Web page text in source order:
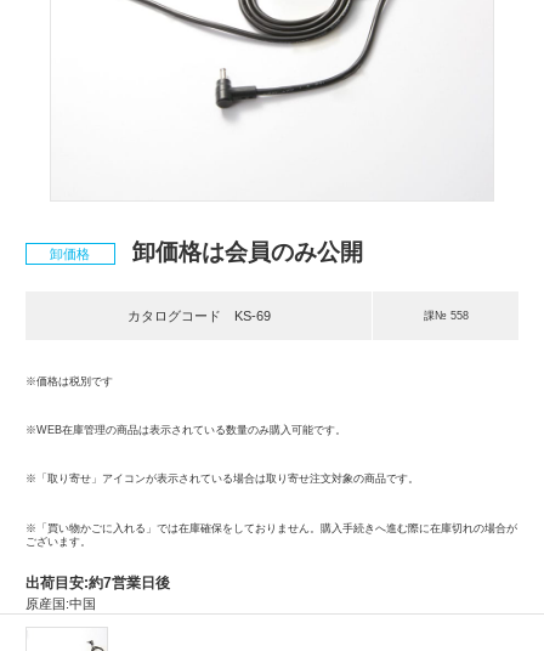
卸価格 卸価格は会員のみ公開
カタログコード KS-69 課№ 558
※価格は税別です
※WEB在庫管理の商品は表示されている数量のみ購入可能です。
※「取り寄せ」アイコンが表示されている場合は取り寄せ注文対象の商品です。
※「買い物かごに入れる」では在庫確保をしておりません。購入手続きへ進む際に在庫切れの場合が
ございます。
出荷目安:約7営業日後
原産国:中国